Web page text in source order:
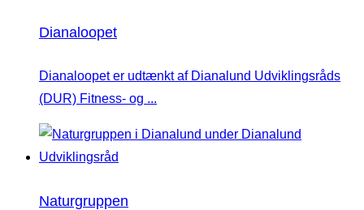
Dianaloopet
Dianaloopet er udtænkt af Dianalund Udviklingsråds
(DUR) Fitness- og ...
Naturgruppen